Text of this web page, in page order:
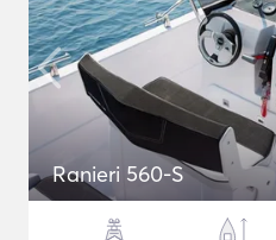
Ranieri 560-S